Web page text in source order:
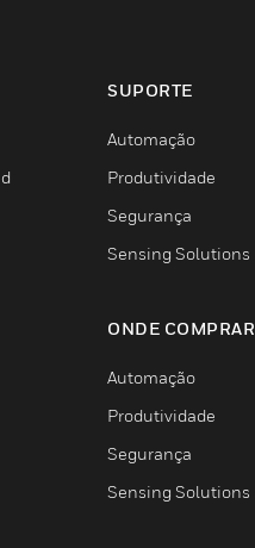
SUPORTE
Automação
Produtividade
Segurança
Sensing Solutions
ONDE COMPRAR
Automação
Produtividade
Segurança
Sensing Solutions